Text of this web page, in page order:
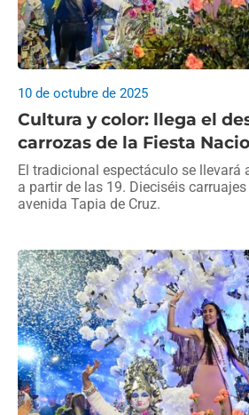
Cultura y color: llega el
carrozas de la Fiesta
10 de octubre de 2025
El tradicional espectáculo se llevará
a partir de las 19. Dieciséis
avenida Tapia de Cruz.